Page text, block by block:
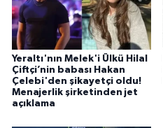
Yeraltı'nın Melek'i Ülkü Hilal
Çiftçi’nin babası Hakan
Çelebi'den şikayetçi oldu!
Menajerlik şirketinden jet
açıklama